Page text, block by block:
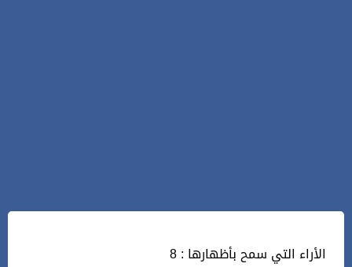
8 : الأراء التي سمح بأظهارها